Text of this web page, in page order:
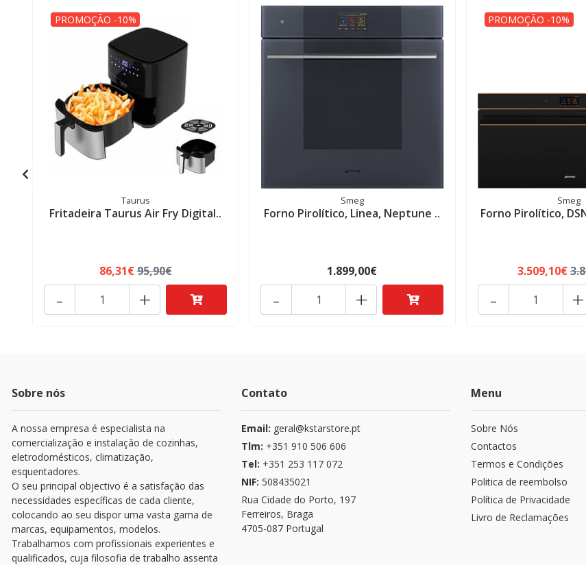
PROMOÇÃO -10%
Taurus
Fritadeira Taurus Air Fry Digital..
86,31€95,90€
+
-
Smeg
Forno Pirolítico, Linea, Neptune ..
1.899,00€
+
-
PROMOÇÃO -10%
Smeg
Forno Pirolítico,
3.509,10€
+
-
Sobre nós
A nossa empresa é especialista na
comercialização e instalação de cozinhas,
eletrodomésticos, climatização,
esquentadores.
O seu principal objectivo é a satisfação das
necessidades específicas de cada cliente,
colocando ao seu dispor uma vasta gama de
marcas, equipamentos, modelos.
Trabalhamos com profissionais experientes e
qualificados, cuja filosofia de trabalho assenta
Contato
Email: geral@kstarstore.pt
Tlm: +351 910 506 606
Tel: +351 253 117 072
NIF: 508435021
Rua Cidade do Porto, 197
Ferreiros, Braga
4705-087 Portugal
Menu
Sobre Nós
Contactos
Termos e Condições
Politica de reembolso
Política de Privacidade
Livro de Reclamações